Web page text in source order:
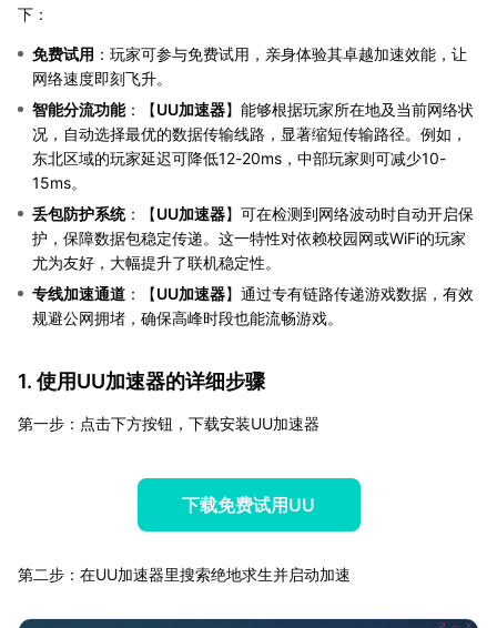
下：
免费试用 ：玩家可参与免费试用，亲身体验其卓越加速效能，让
网络速度即刻飞升。
智能分流功能：【UU加速器】能够根据玩家所在地及当前网络状
况，自动选择最优的数据传输线路，显著缩短传输路径。例如，
东北区域的玩家延迟可降低12-20ms，中部玩家则可减少10-
15ms。
丢包防护系统：【UU加速器】可在检测到网络波动时自动开启保
护，保障数据包稳定传递。这一特性对依赖校园网或WiFi的玩家
尤为友好，大幅提升了联机稳定性。
专线加速通道 ：【UU加速器】通过专有链路传递游戏数据，有效
规避公网拥堵，确保高峰时段也能流畅游戏。
1. 使用UU加速器的详细步骤
第一步：点击下方按钮，下载安装UU加速器
下载免费试用UU
第二步：在UU加速器里搜索绝地求生并启动加速